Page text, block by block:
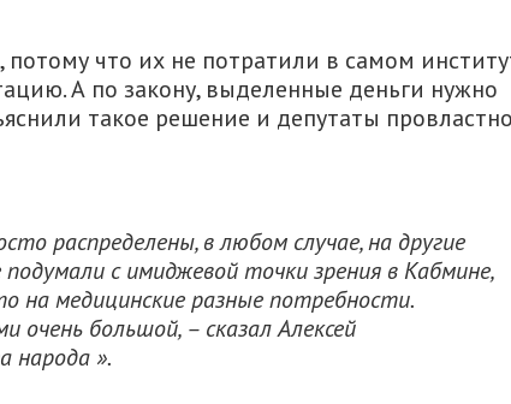
что их не потратили в самом
А по закону, выделенные деньги нужно
такое решение и депутаты
распределены, в любом случае, на другие
с имиджевой точки зрения в Кабмине,
на медицинские разные потребности.
большой, – сказал Алексей
народа ».